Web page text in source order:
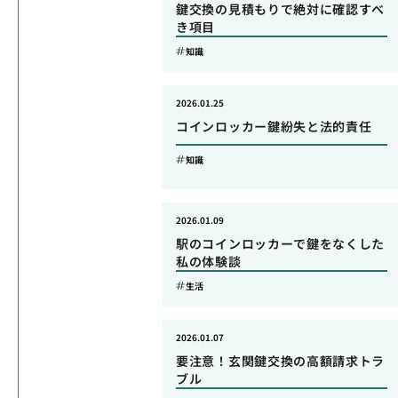
鍵交換の見積もりで絶対に確認すべ
き項目
知識
コインロッカー鍵紛失と法的責任
2026.01.25
知識
駅のコインロッカーで鍵をなくした
私の体験談
2026.01.09
生活
要注意！玄関鍵交換の高額請求トラ
ブル
2026.01.07